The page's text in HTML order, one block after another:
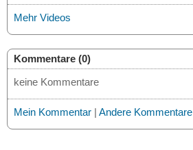
Mehr Videos
Kommentare (0)
keine Kommentare
Mein Kommentar | Andere Kommentare